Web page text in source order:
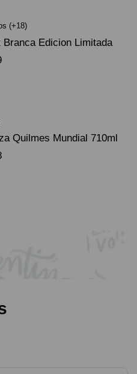
(+18)
Branca Edicion Limitada
Mundial
Quilmes Mundial 710ml